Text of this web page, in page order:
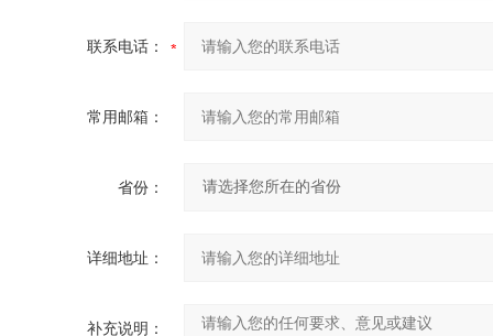
联系电话：
常用邮箱：
省份：
详细地址：
补充说明：